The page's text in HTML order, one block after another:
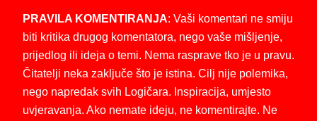
PRAVILA KOMENTIRANJA: Vaši komentari ne smiju
biti kritika drugog komentatora, nego vaše mišljenje,
prijedlog ili ideja o temi. Nema rasprave tko je u pravu.
Čitatelji neka zaključe što je istina. Cilj nije polemika,
nego napredak svih Logičara. Inspiracija, umjesto
uvjeravanja. Ako nemate ideju, ne komentirajte. Ne